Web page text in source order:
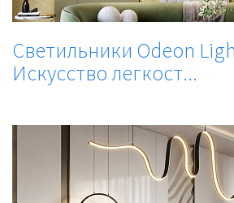
Светильники Odeon
Искусство легкост...